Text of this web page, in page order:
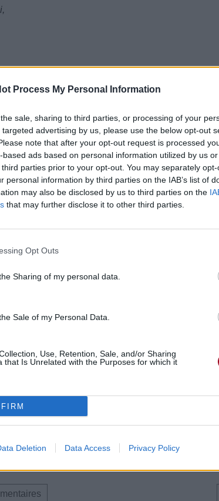
Process My Personal Information
sale, sharing to third parties, or processing of your
advertising by us, please use the below opt-out
note that after your opt-out request is processed
ads based on personal information utilized by us
parties prior to your opt-out. You may separately
personal information by third parties on the IAB’s list of
may also be disclosed by us to third parties on the
that may further disclose it to other third parties.
Opt Outs
Sharing of my personal data.
Sale of my Personal Data.
Use, Retention, Sale, and/or Sharing
that Is Unrelated with the Purposes for which it
Deletion Data Access Privacy Policy
pas mieux.
18h49.